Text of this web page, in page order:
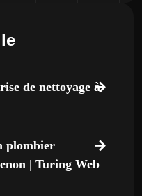
de nettoyage à
plombier
| Turing Web